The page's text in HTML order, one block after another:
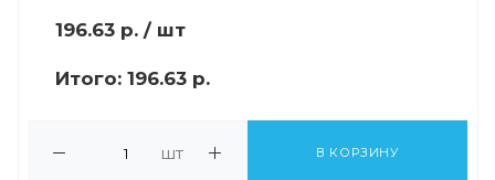
196.63 р. / шт
Итого: 196.63 р.
шт В КОРЗИНУ